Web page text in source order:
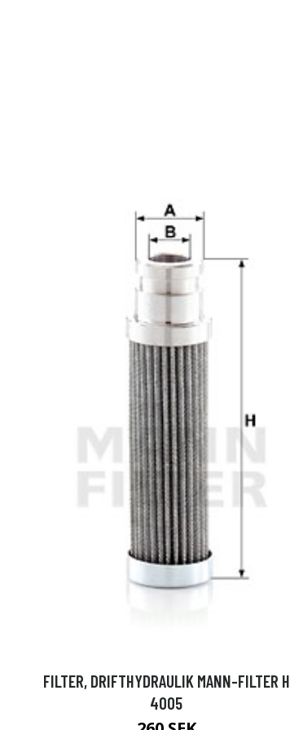
FILTER, DRIFTHYDRAULIK MANN-FILTER H
4005